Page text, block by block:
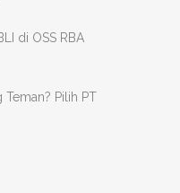
di OSS RBA
Teman? Pilih PT